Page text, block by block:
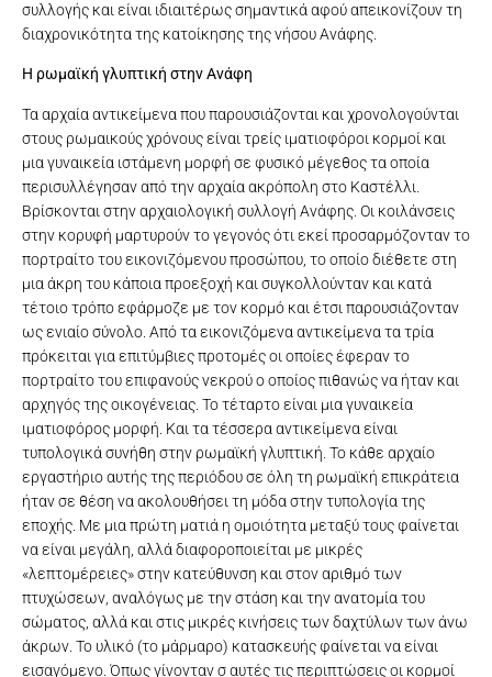
συλλογής και είναι ιδιαιτέρως σημαντικά αφού απεικονίζουν τη
διαχρονικότητα της κατοίκησης της νήσου Ανάφης.
Η ρωμαϊκή γλυπτική στην Ανάφη
Τα αρχαία αντικείμενα που παρουσιάζονται και χρονολογούνται
στους ρωμαικούς χρόνους είναι τρείς ιματιοφόροι κορμοί και
μια γυναικεία ιστάμενη μορφή σε φυσικό μέγεθος τα οποία
περισυλλέγησαν από την αρχαία ακρόπολη στο Καστέλλι.
Βρίσκονται στην αρχαιολογική συλλογή Ανάφης. Οι κοιλάνσεις
στην κορυφή μαρτυρούν το γεγονός ότι εκεί προσαρμόζονταν το
πορτραίτο του εικονιζόμενου προσώπου, το οποίο διέθετε στη
μια άκρη του κάποια προεξοχή και συγκολλούνταν και κατά
τέτοιο τρόπο εφάρμοζε με τον κορμό και έτσι παρουσιάζονταν
ως ενιαίο σύνολο. Από τα εικονιζόμενα αντικείμενα τα τρία
πρόκειται για επιτύμβιες προτομές οι οποίες έφεραν το
πορτραίτο του επιφανούς νεκρού ο οποίος πιθανώς να ήταν και
αρχηγός της οικογένειας. Το τέταρτο είναι μια γυναικεία
ιματιοφόρος μορφή. Και τα τέσσερα αντικείμενα είναι
τυπολογικά συνήθη στην ρωμαϊκή γλυπτική. Το κάθε αρχαίο
εργαστήριο αυτής της περιόδου σε όλη τη ρωμαϊκή επικράτεια
ήταν σε θέση να ακολουθήσει τη μόδα στην τυπολογία της
εποχής. Με μια πρώτη ματιά η ομοιότητα μεταξύ τους φαίνεται
να είναι μεγάλη, αλλά διαφοροποιείται με μικρές
«λεπτομέρειες» στην κατεύθυνση και στον αριθμό των
πτυχώσεων, αναλόγως με την στάση και την ανατομία του
σώματος, αλλά και στις μικρές κινήσεις των δαχτύλων των άνω
άκρων. Το υλικό (το μάρμαρο) κατασκευής φαίνεται να είναι
εισαγόμενο. Όπως γίνονταν σ αυτές τις περιπτώσεις οι κορμοί
Κορμός αγάλματος ιματιοφόρου ανδρικής μορφής. Η μορφή
Κορμός αγάλματος ιματιοφόρου γυναικείας μορφής. Η μορφή
φέρει ιμάτιο που καλύπτει πλήρως το δεξί και το μεγαλύτερο